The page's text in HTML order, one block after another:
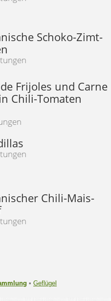
Schoko-Zimt-
Frijoles und Carne
Chili-Tomaten
Chili-Mais-
• Geflügel